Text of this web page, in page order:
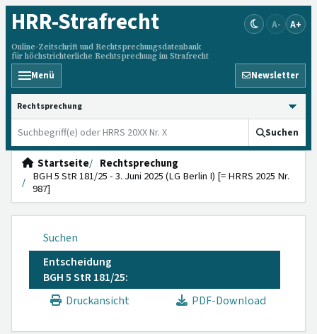
HRR-Strafrecht
Online-Zeitschrift und Rechtsprechungsdatenbank
für höchstrichterliche Rechtsprechung im Strafrecht
A- A+
Menü Newsletter
HRRS durchsuchen
Suchen
Startseite
Rechtsprechung
BGH 5 StR 181/25 - 3. Juni 2025 (LG Berlin I) [= HRRS 2025 Nr.
987]
Suchen
Entscheidung
BGH 5 StR 181/25:
Druckansicht
PDF-Download